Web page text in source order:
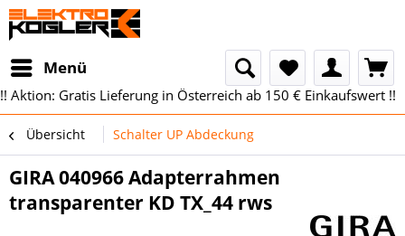
Menü
!! Aktion: Gratis Lieferung in Österreich ab 150 € Einkaufswert !!
Übersicht Schalter UP Abdeckung
GIRA 040966 Adapterrahmen
transparenter KD TX_44 rws